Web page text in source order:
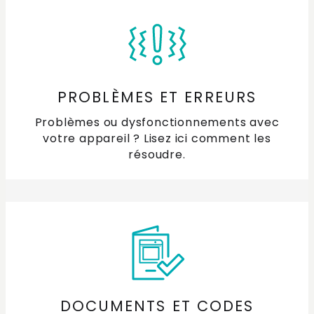
Que faire si mon réfrigérateur sent mauvais ?
Comment nettoyer le chrome ?
PROBLÈMES ET ERREURS
Problèmes ou dysfonctionnements avec
votre appareil ? Lisez ici comment les
résoudre.
DOCUMENTS ET CODES